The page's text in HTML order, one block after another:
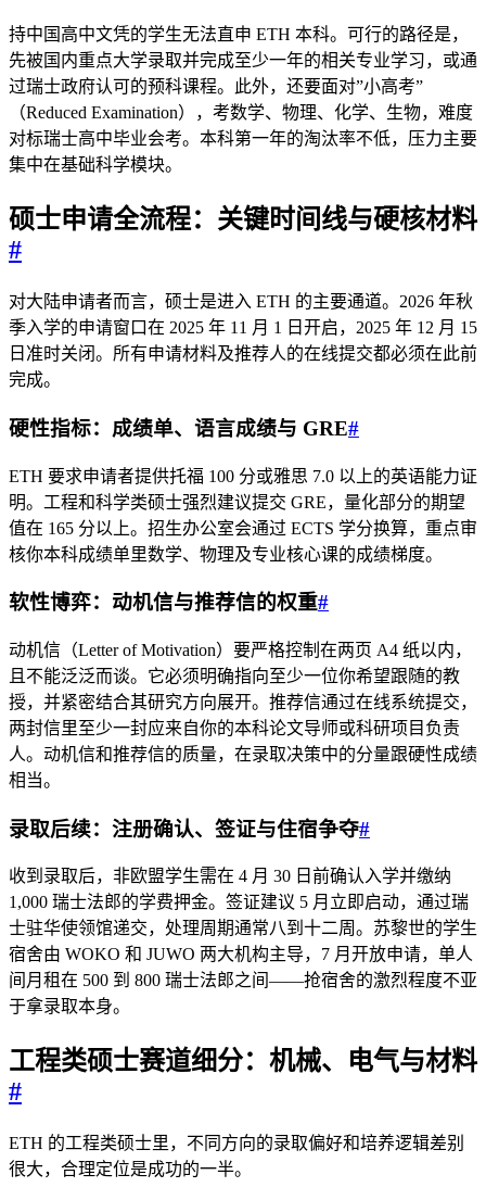
持中国高中文凭的学生无法直申 ETH 本科。可行的路径是，
先被国内重点大学录取并完成至少一年的相关专业学习，或通
过瑞士政府认可的预科课程。此外，还要面对”小高考”
（Reduced Examination），考数学、物理、化学、生物，难度
对标瑞士高中毕业会考。本科第一年的淘汰率不低，压力主要
集中在基础科学模块。
硕士申请全流程：关键时间线与硬核材料
#
对大陆申请者而言，硕士是进入 ETH 的主要通道。2026 年秋
季入学的申请窗口在 2025 年 11 月 1 日开启，2025 年 12 月 15
日准时关闭。所有申请材料及推荐人的在线提交都必须在此前
完成。
硬性指标：成绩单、语言成绩与 GRE#
ETH 要求申请者提供托福 100 分或雅思 7.0 以上的英语能力证
明。工程和科学类硕士强烈建议提交 GRE，量化部分的期望
值在 165 分以上。招生办公室会通过 ECTS 学分换算，重点审
核你本科成绩单里数学、物理及专业核心课的成绩梯度。
软性博弈：动机信与推荐信的权重#
动机信（Letter of Motivation）要严格控制在两页 A4 纸以内，
且不能泛泛而谈。它必须明确指向至少一位你希望跟随的教
授，并紧密结合其研究方向展开。推荐信通过在线系统提交，
两封信里至少一封应来自你的本科论文导师或科研项目负责
人。动机信和推荐信的质量，在录取决策中的分量跟硬性成绩
相当。
录取后续：注册确认、签证与住宿争夺#
收到录取后，非欧盟学生需在 4 月 30 日前确认入学并缴纳
1,000 瑞士法郎的学费押金。签证建议 5 月立即启动，通过瑞
士驻华使领馆递交，处理周期通常八到十二周。苏黎世的学生
宿舍由 WOKO 和 JUWO 两大机构主导，7 月开放申请，单人
间月租在 500 到 800 瑞士法郎之间——抢宿舍的激烈程度不亚
于拿录取本身。
工程类硕士赛道细分：机械、电气与材料
#
ETH 的工程类硕士里，不同方向的录取偏好和培养逻辑差别
很大，合理定位是成功的一半。